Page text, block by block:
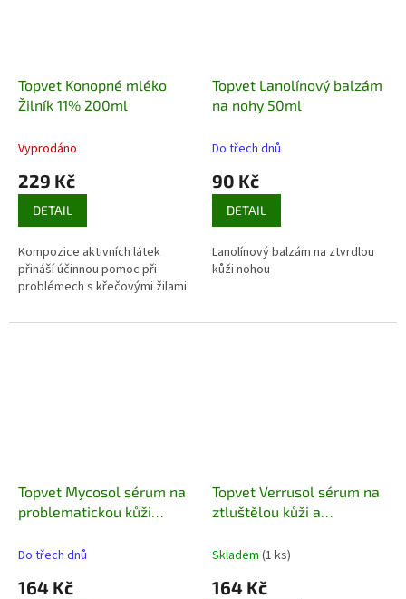
Topvet Konopné mléko
Žilník 11% 200ml
Vyprodáno
229 Kč
DETAIL
Kompozice aktivních látek
přináší účinnou pomoc při
problémech s křečovými žilami.
Topvet Lanolínový balzám
na nohy 50ml
Do třech dnů
90 Kč
DETAIL
Lanolínový balzám na ztvrdlou
kůži nohou
Topvet Mycosol sérum na
problematickou kůži
Do třech dnů
164 Kč
Topvet Verrusol sérum na
ztluštělou kůži a
Skladem (1 ks)
164 Kč